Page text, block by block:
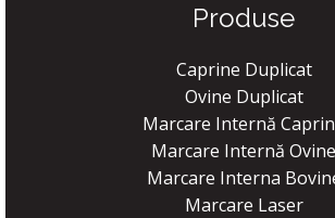
Produse
Caprine Duplicat
Ovine Duplicat
Marcare Internă
Marcare Internă Ovine
Marcare Interna
Marcare Laser